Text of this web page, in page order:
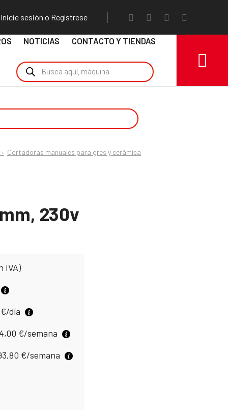
Inicie sesión o Regístrese
NOTICIAS CONTACTO Y TIENDAS
Cortadoras manuales para gres y cerámica
230v
IVA)
€/día
€/semana
€/semana